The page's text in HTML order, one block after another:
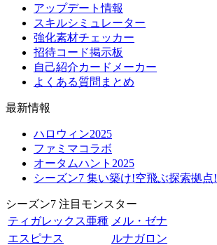
アップデート情報
スキルシミュレーター
強化素材チェッカー
招待コード掲示板
自己紹介カードメーカー
よくある質問まとめ
最新情報
ハロウィン2025
ファミマコラボ
オータムハント2025
シーズン7 集い築け!空飛ぶ探索拠点!
シーズン7 注目モンスター
ティガレックス亜種 メル・ゼナ
エスピナス
ルナガロン